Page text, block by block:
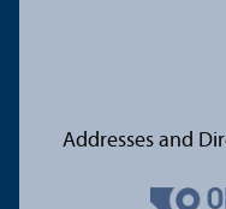
Addresses and